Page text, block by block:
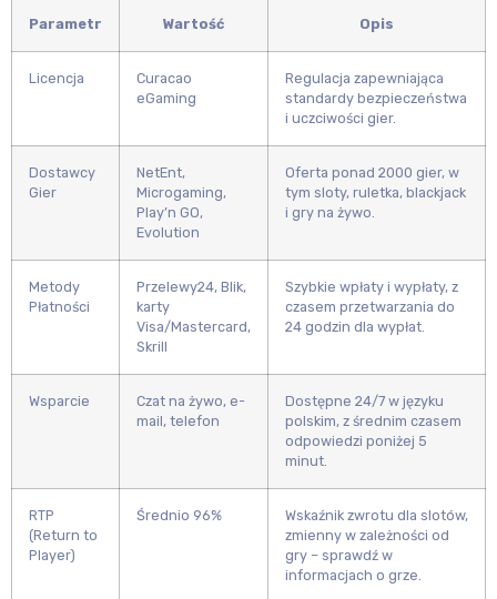
Parametr Wartość Opis
Licencja
Curacao
eGaming
Regulacja zapewniająca
standardy bezpieczeństwa
i uczciwości gier.
Dostawcy
Gier
NetEnt,
Microgaming,
Play’n GO,
Evolution
Oferta ponad 2000 gier, w
tym sloty, ruletka, blackjack
i gry na żywo.
Metody
Płatności
Przelewy24, Blik,
karty
Visa/Mastercard,
Skrill
Szybkie wpłaty i wypłaty, z
czasem przetwarzania do
24 godzin dla wypłat.
Wsparcie
Czat na żywo, e-
mail, telefon
Dostępne 24/7 w języku
polskim, z średnim czasem
odpowiedzi poniżej 5
minut.
RTP
(Return to
Player)
Średnio 96%
Wskaźnik zwrotu dla slotów,
zmienny w zależności od
gry – sprawdź w
informacjach o grze.